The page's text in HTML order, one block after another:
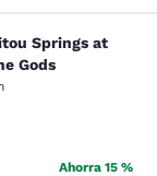
Springs at
Gods
1131 reseñas
Ahorra 15 %